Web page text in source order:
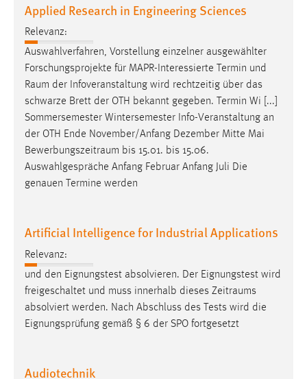
Applied Research in Engineering Sciences
Relevanz:
Auswahlverfahren, Vorstellung einzelner ausgewählter
Forschungsprojekte für MAPR-Interessierte Termin und
Raum der Infoveranstaltung wird rechtzeitig über das
schwarze Brett der OTH bekannt gegeben. Termin Wi [...]
Sommersemester Wintersemester Info-Veranstaltung an
der OTH Ende November/Anfang Dezember Mitte Mai
Bewerbungszeitraum bis 15.01. bis 15.06.
Auswahlgespräche Anfang Februar Anfang Juli Die
genauen Termine werden
Artificial Intelligence for Industrial Applications
Relevanz:
und den Eignungstest absolvieren. Der Eignungstest wird
freigeschaltet und muss innerhalb dieses Zeitraums
absolviert werden. Nach Abschluss des Tests wird die
Eignungsprüfung gemäß § 6 der SPO fortgesetzt
Audiotechnik